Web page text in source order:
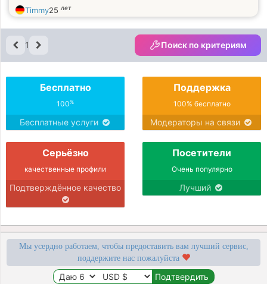
Timmy25 лет
1 Поиск по критериям
Бесплатно
100%
Бесплатные услуги
Поддержка
100% бесплатно
Модераторы на связи
Серьёзно
качественные профили
Подтверждённое качество
Посетители
Очень популярно
Лучший
Мы усердно работаем, чтобы предоставить вам лучший сервис,
поддержите нас пожалуйста